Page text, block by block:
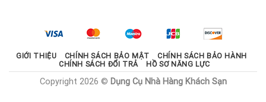
1.785.000 ₫.
GIỚI THIỆU CHÍNH SÁCH BẢO MẬT
CHÍNH SÁCH BẢO HÀNH
CHÍNH SÁCH ĐỔI TRẢ
HỒ SƠ NĂNG LỰC
Copyright 2026 © Dụng Cụ Nhà Hàng Khách Sạn